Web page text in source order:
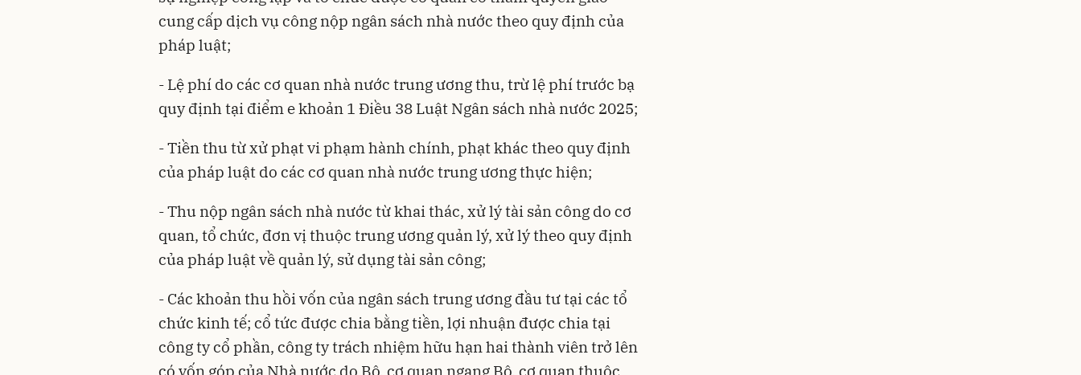
cung cấp dịch vụ công nộp ngân sách nhà nước theo quy định của
pháp luật;
- Lệ phí do các cơ quan nhà nước trung ương thu, trừ lệ phí trước bạ
quy định tại điểm e khoản 1 Điều 38 Luật Ngân sách nhà nước 2025;
- Tiền thu từ xử phạt vi phạm hành chính, phạt khác theo quy định
của pháp luật do các cơ quan nhà nước trung ương thực hiện;
- Thu nộp ngân sách nhà nước từ khai thác, xử lý tài sản công do cơ
quan, tổ chức, đơn vị thuộc trung ương quản lý, xử lý theo quy định
của pháp luật về quản lý, sử dụng tài sản công;
- Các khoản thu hồi vốn của ngân sách trung ương đầu tư tại các tổ
chức kinh tế; cổ tức được chia bằng tiền, lợi nhuận được chia tại
công ty cổ phần, công ty trách nhiệm hữu hạn hai thành viên trở lên
có vốn góp của Nhà nước do Bộ, cơ quan ngang Bộ, cơ quan thuộc